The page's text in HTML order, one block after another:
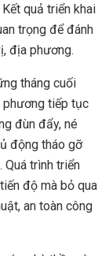
quả triển khai
trọng để đánh
địa phương.
tháng cuối
phương tiếp tục
đùn đẩy, né
động tháo gỡ
Quá trình triển
độ mà bỏ qua
an toàn công